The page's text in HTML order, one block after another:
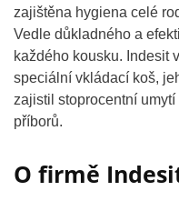
zajištěna hygiena celé
Vedle důkladného a
každého kousku. Indesit
speciální vkládací koš,
zajistil stoprocentní
příborů.
O firmě